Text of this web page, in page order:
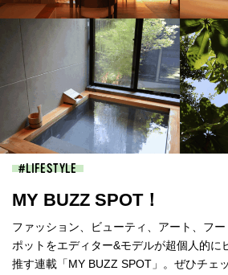
LIFESTYLE
MY BUZZ SPOT！
ファッション、ビューティ、アート、フ
ポットをエディター&モデルが超個人的に
推す連載「MY BUZZ SPOT」。ぜひチェ